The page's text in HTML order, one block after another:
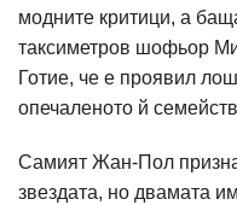
модните критици, а
таксиметров шофьор
Готие, че е проявил
опечаленото й
Самият Жан-Пол
звездата, но двамата